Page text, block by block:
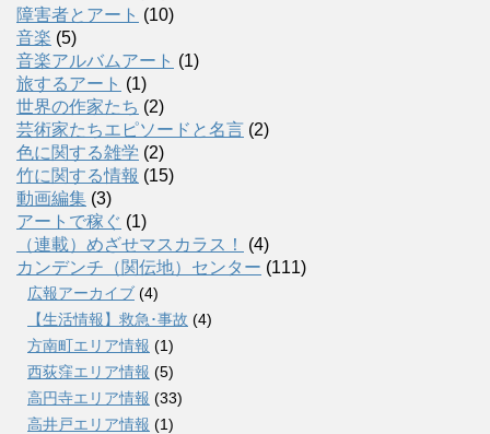
障害者とアート (10)
音楽 (5)
音楽アルバムアート (1)
旅するアート (1)
世界の作家たち (2)
芸術家たちエピソードと名言 (2)
色に関する雑学 (2)
竹に関する情報 (15)
動画編集 (3)
アートで稼ぐ (1)
（連載）めざせマスカラス！
(4)
カンデンチ（関伝地）センター (111)
広報アーカイブ (4)
【生活情報】救急･事故 (4)
方南町エリア情報 (1)
西荻窪エリア情報 (5)
高円寺エリア情報 (33)
高井戸エリア情報 (1)